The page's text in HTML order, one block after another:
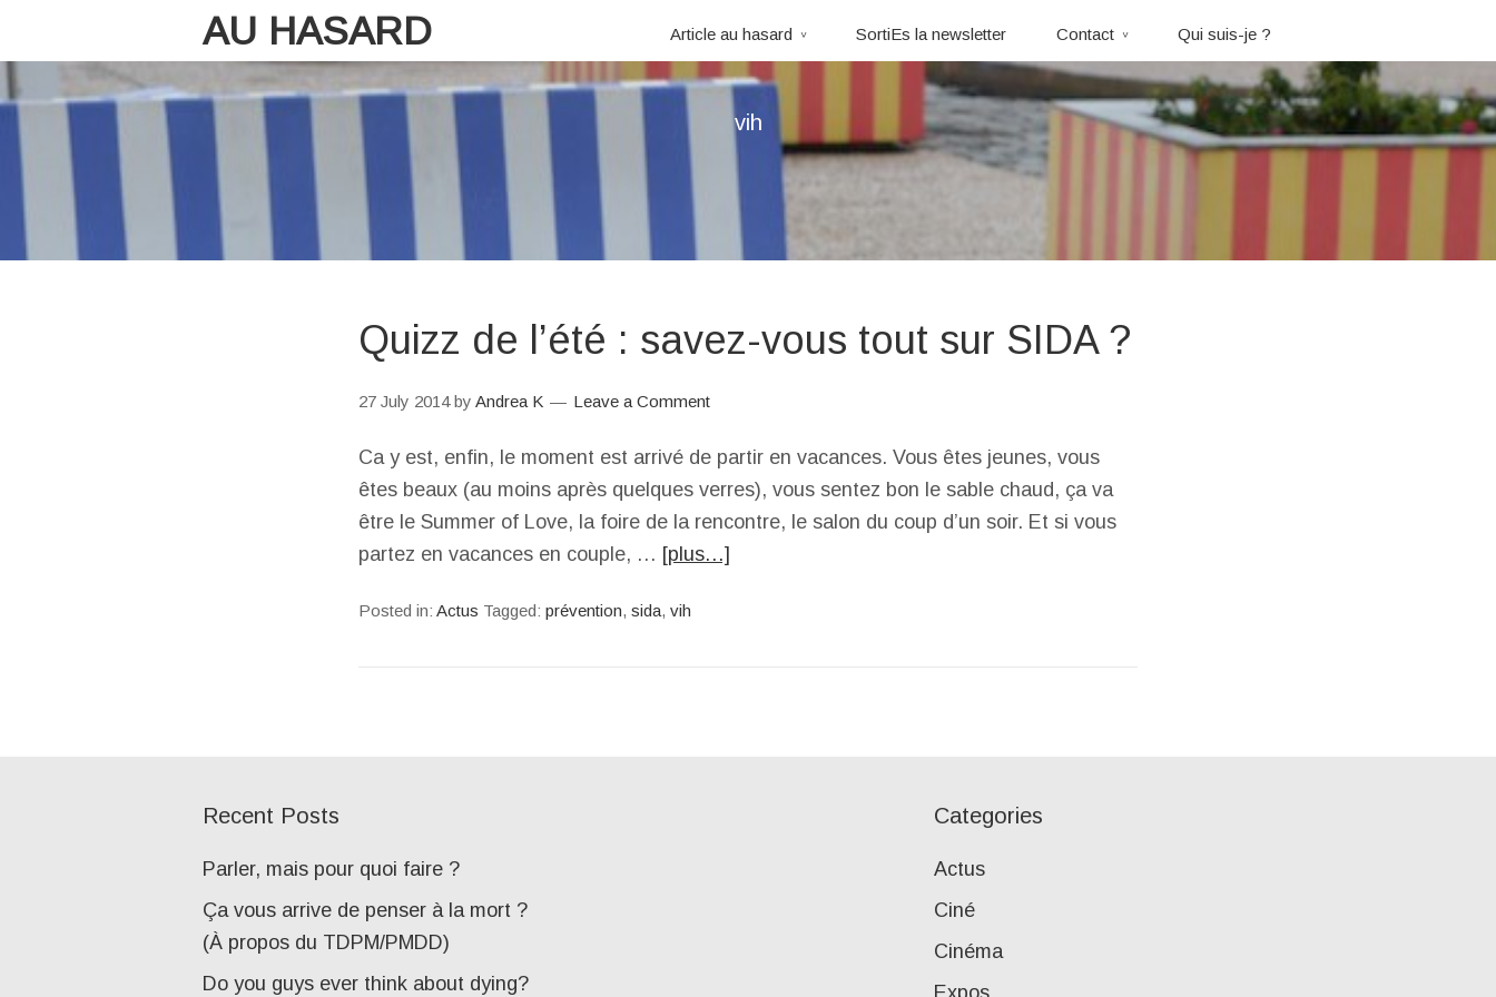
AU HASARD Article au hasard SortiEs la newsletter Contact Qui suis-je ?
vih
Quizz de l’été : savez-vous tout sur SIDA ?
27 July 2014 by Andrea K Leave a Comment
Ca y est, enfin, le moment est arrivé de partir en vacances. Vous êtes jeunes, vous
êtes beaux (au moins après quelques verres), vous sentez bon le sable chaud, ça va
être le Summer of Love, la foire de la rencontre, le salon du coup d’un soir. Et si vous
partez en vacances en couple, … [plus…]
Posted in: Actus Tagged: prévention, sida, vih
Recent Posts
Parler, mais pour quoi faire ?
Ça vous arrive de penser à la mort ?
(À propos du TDPM/PMDD)
Do you guys ever think about dying?
Categories
Actus
Ciné
Cinéma
Expos